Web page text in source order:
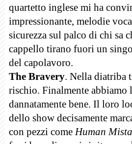
quartetto inglese mi ha
impressionante, melodie
sicurezza sul palco di chi sa
cappello tirano fuori un
del capolavoro.
The Bravery. Nella diatriba
rischio. Finalmente
dannatamente bene. Il loro
dello show decisamente
con pezzi comeHuman